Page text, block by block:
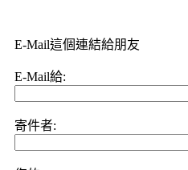
E-Mail這個連結給朋友
E-Mail給:
寄件者: